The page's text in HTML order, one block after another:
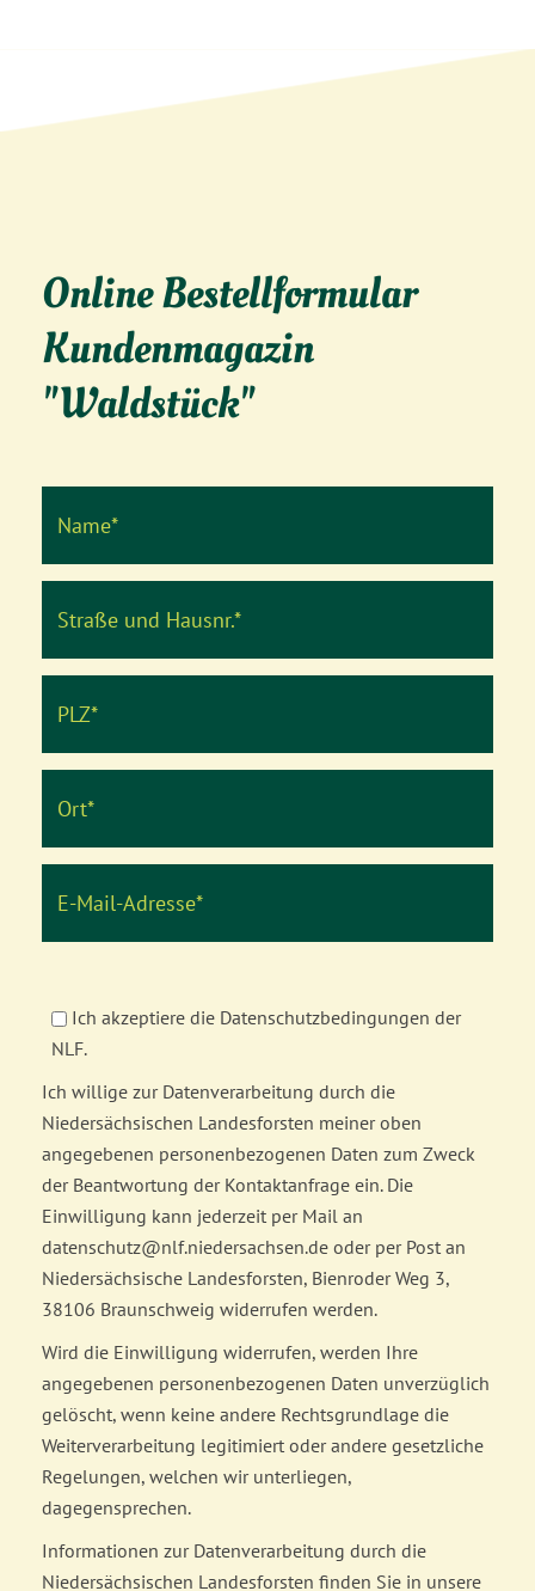
Online Bestellformular
Kundenmagazin
"Waldstück"
Ich akzeptiere die Datenschutzbedingungen der
NLF.
Ich willige zur Datenverarbeitung durch die
Niedersächsischen Landesforsten meiner oben
angegebenen personenbezogenen Daten zum Zweck
der Beantwortung der Kontaktanfrage ein. Die
Einwilligung kann jederzeit per Mail an
datenschutz@nlf.niedersachsen.de oder per Post an
Niedersächsische Landesforsten, Bienroder Weg 3,
38106 Braunschweig widerrufen werden.
Wird die Einwilligung widerrufen, werden Ihre
angegebenen personenbezogenen Daten unverzüglich
gelöscht, wenn keine andere Rechtsgrundlage die
Weiterverarbeitung legitimiert oder andere gesetzliche
Regelungen, welchen wir unterliegen,
dagegensprechen.
Informationen zur Datenverarbeitung durch die
Niedersächsischen Landesforsten finden Sie in unsere